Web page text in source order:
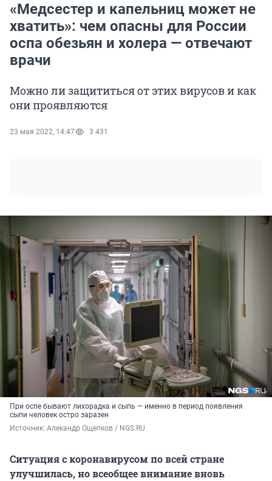
«Медсестер и капельниц может не
хватить»: чем опасны для России
оспа обезьян и холера — отвечают
врачи
Можно ли защититься от этих вирусов и как
они проявляются
23 мая 2022, 14:47 3 431
При оспе бывают лихорадка и сыпь — именно в период появления
сыпи человек остро заразен
Источник: Алекандр Ощепков / NGS.RU
Ситуация с коронавирусом по всей стране
улучшилась, но всеобщее внимание вновь